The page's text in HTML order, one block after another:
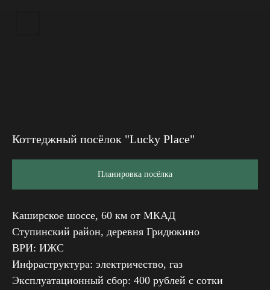
Коттеджный посёлок "Lucky Place"
Планировка посёлка
Каширское шоссе, 60 км от МКАД
Ступинский район, деревня Гридюкино
ВРИ: ИЖС
Инфраструктура: электричество, газ
Эксплуатационный сбор: 400 рублей с сотки